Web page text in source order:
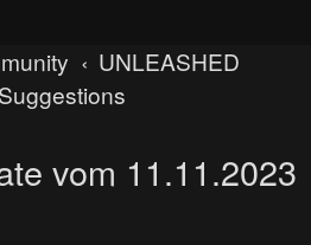
UNLEASHED
vom 11.11.2023